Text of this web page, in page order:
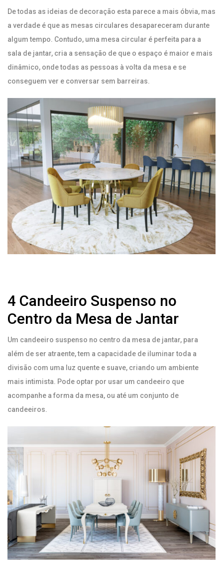
De todas as ideias de decoração esta parece a mais óbvia, mas
a verdade é que as mesas circulares desapareceram durante
algum tempo. Contudo, uma mesa circular é perfeita para a
sala de jantar, cria a sensação de que o espaço é maior e mais
dinâmico, onde todas as pessoas à volta da mesa e se
conseguem ver e conversar sem barreiras.
4 Candeeiro Suspenso no
Centro da Mesa de Jantar
Um candeeiro suspenso no centro da mesa de jantar, para
além de ser atraente, tem a capacidade de iluminar toda a
divisão com uma luz quente e suave, criando um ambiente
mais intimista. Pode optar por usar um candeeiro que
acompanhe a forma da mesa, ou até um conjunto de
candeeiros.